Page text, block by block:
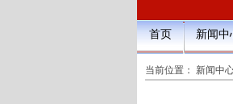
首页 新闻中
当前位置： 新闻中